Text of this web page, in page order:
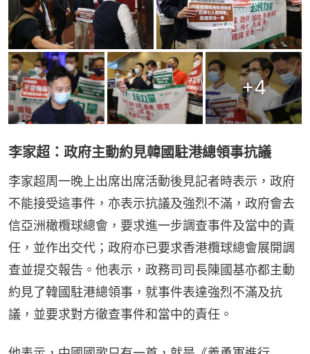
+4
李家超：政府主動約見韓國駐港總領事抗議
李家超周一晚上出席出席活動後見記者時表示，政府
不能接受這事件，亦表示抗議及強烈不滿，政府會去
信亞洲橄欖球總會，要求進一步調查事件及當中的責
任，並作出交代；政府亦已要求香港欖球總會展開調
查並提交報告。他表示，政務司司長陳國基亦都主動
約見了韓國駐港總領事，就事件表達強烈不滿及抗
議，並要求對方徹查事件和當中的責任。